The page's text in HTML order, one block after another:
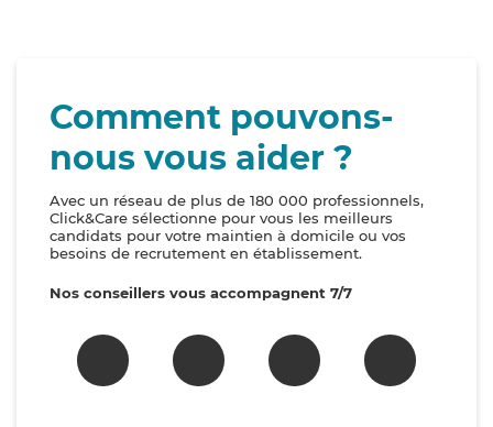
Comment pouvons-
nous vous aider ?
Avec un réseau de plus de 180 000 professionnels,
Click&Care sélectionne pour vous les meilleurs
candidats pour votre maintien à domicile ou vos
besoins de recrutement en établissement.
Nos conseillers vous accompagnent 7/7